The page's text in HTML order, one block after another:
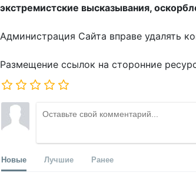
экстремистские высказывания,
Администрация Сайта вправе удалять
Размещение ссылок на сторонние
Новые Лучшие Ранее